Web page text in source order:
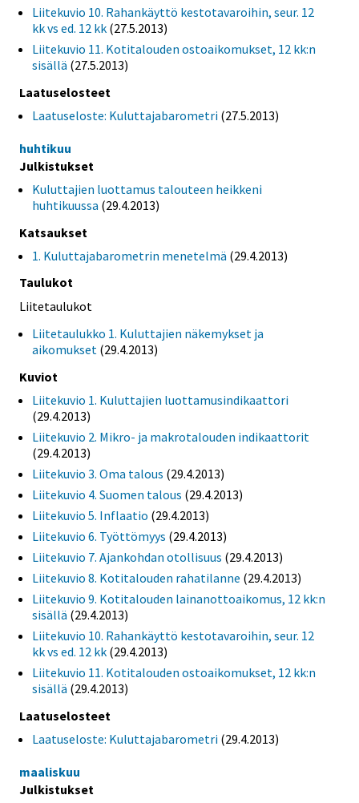
Liitekuvio 10. Rahankäyttö kestotavaroihin, seur. 12
kk vs ed. 12 kk (27.5.2013)
Liitekuvio 11. Kotitalouden ostoaikomukset, 12 kk:n
sisällä (27.5.2013)
Laatuselosteet
Laatuseloste: Kuluttajabarometri (27.5.2013)
huhtikuu
Julkistukset
Kuluttajien luottamus talouteen heikkeni
huhtikuussa (29.4.2013)
Katsaukset
1. Kuluttajabarometrin menetelmä (29.4.2013)
Taulukot
Liitetaulukot
Liitetaulukko 1. Kuluttajien näkemykset ja
aikomukset (29.4.2013)
Kuviot
Liitekuvio 1. Kuluttajien luottamusindikaattori
(29.4.2013)
Liitekuvio 2. Mikro- ja makrotalouden indikaattorit
(29.4.2013)
Liitekuvio 3. Oma talous (29.4.2013)
Liitekuvio 4. Suomen talous (29.4.2013)
Liitekuvio 5. Inflaatio (29.4.2013)
Liitekuvio 6. Työttömyys (29.4.2013)
Liitekuvio 7. Ajankohdan otollisuus (29.4.2013)
Liitekuvio 8. Kotitalouden rahatilanne (29.4.2013)
Liitekuvio 9. Kotitalouden lainanottoaikomus, 12 kk:n
sisällä (29.4.2013)
Liitekuvio 10. Rahankäyttö kestotavaroihin, seur. 12
kk vs ed. 12 kk (29.4.2013)
Liitekuvio 11. Kotitalouden ostoaikomukset, 12 kk:n
sisällä (29.4.2013)
Laatuselosteet
Laatuseloste: Kuluttajabarometri (29.4.2013)
maaliskuu
Julkistukset